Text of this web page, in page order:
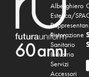
Alberghiero
Estetica/SPA
Ristorazione
Sanitario
Industria
Servizi
Accessori